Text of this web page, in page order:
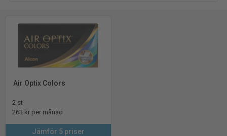
Air Optix Colors
2 st
263 kr per månad
Jämför 5 priser